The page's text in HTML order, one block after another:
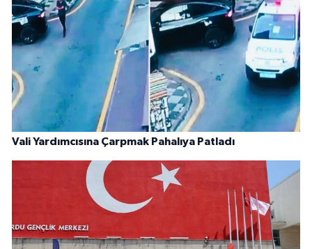
Vali Yardımcısına Çarpmak Pahalıya Patladı